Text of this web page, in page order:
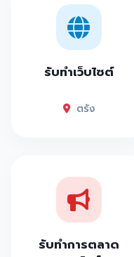
รับทำเว็บไซต์
ตรัง
รับทำการตลาด